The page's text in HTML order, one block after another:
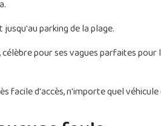
parking de la plage.
pour ses vagues parfaites
facile d'accès, n'importe quel